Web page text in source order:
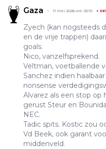
Gaza 11 mei 2026 om 23:10 +
Zyech (kan nogsteeds
en de vrije trappen)
goals.
Nico, vanzelfsprekend.
Veltman, voetballende
Sanchez indien
nonsense
Alvarez als een stop op
gerust Steur en
NEC.
Tadic spits. Kostic zou
Vd Beek, ook garant
middenveld.